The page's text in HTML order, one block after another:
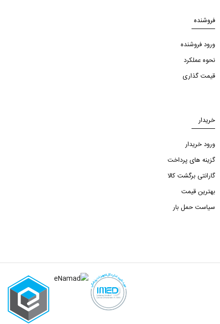
فروشنده
ورود فروشنده
نحوه عملکرد
قیمت گذاری
خریدار
ورود خریدار
گزینه های پرداخت
گارانتی برگشت کالا
بهترین قیمت
سیاست حمل بار